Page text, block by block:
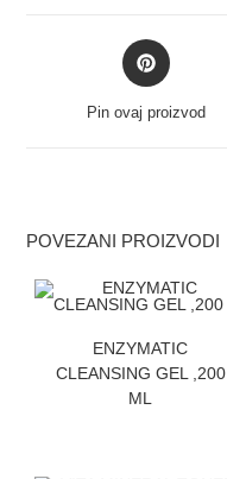
Pin ovaj proizvod
POVEZANI PROIZVODI
ENZYMATIC
CLEANSING GEL ,200
ML